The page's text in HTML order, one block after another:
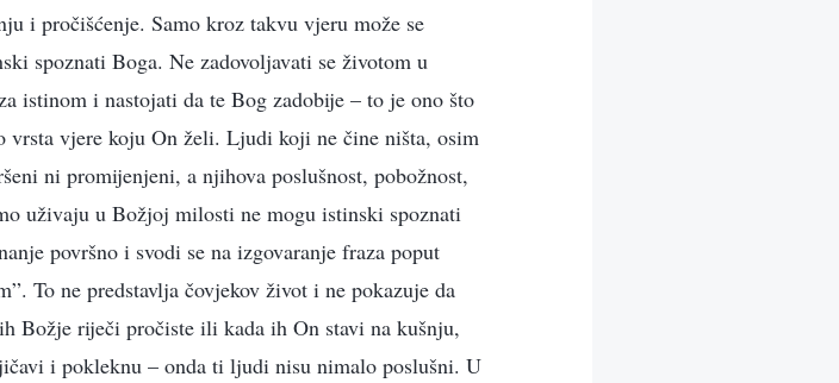
i pročišćenje. Samo kroz takvu vjeru može se
spoznati Boga. Ne zadovoljavati se životom u
istinom i nastojati da te Bog zadobije – to je ono što
vrsta vjere koju On želi. Ljudi koji ne čine ništa, osim
ni promijenjeni, a njihova poslušnost, pobožnost,
uživaju u Božjoj milosti ne mogu istinski spoznati
površno i svodi se na izgovaranje fraza poput
To ne predstavlja čovjekov život i ne pokazuje da
Božje riječi pročiste ili kada ih On stavi na kušnju,
i pokleknu – onda ti ljudi nisu nimalo poslušni. U